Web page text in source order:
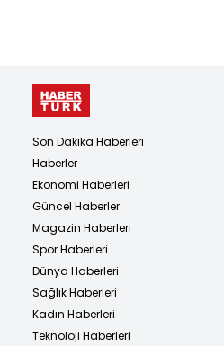
Son Dakika Haberleri
Haberler
Ekonomi Haberleri
Güncel Haberler
Magazin Haberleri
Spor Haberleri
Dünya Haberleri
Sağlık Haberleri
Kadın Haberleri
Teknoloji Haberleri